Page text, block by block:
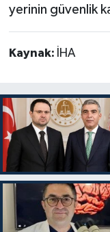
yerinin güvenlik
Kaynak: İHA